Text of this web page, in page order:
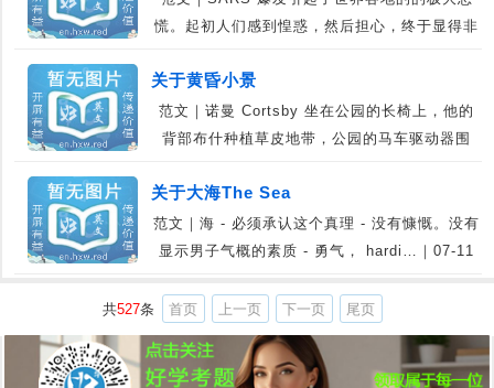
慌。起初人们感到惶惑，然后担心，终于显得非
关于黄昏小景
范文｜诺曼 Cortsby 坐在公园的长椅上，他的
背部布什种植草皮地带，公园的马车驱动器围
关于大海The Sea
范文｜海 - 必须承认这个真理 - 没有慷慨。没有
显示男子气概的素质 - 勇气， hardi…｜07-11
共527条 首页 上一页 下一页 尾页